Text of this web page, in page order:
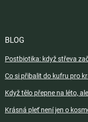
BLOG
Postbiotika: když střeva
Co si přibalit do kufru pro
Když tělo přepne na léto,
Krásná pleť není jen o